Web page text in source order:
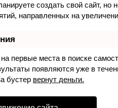
создать свой сайт, но
направленных на
первые места в поиске
появляются уже в
бустер вернут деньги.